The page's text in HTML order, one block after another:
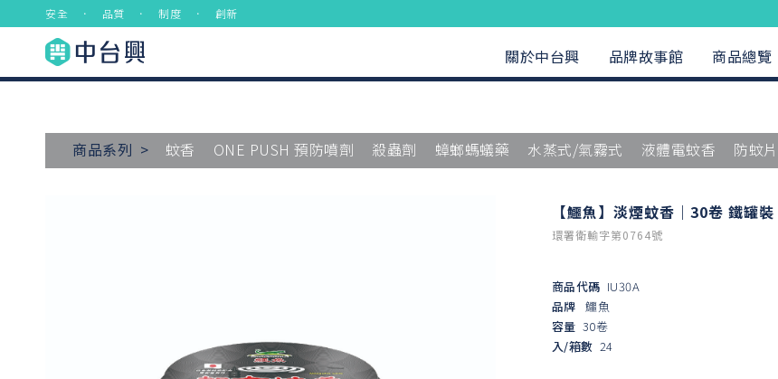
安全 ． 品質 ． 制度 ． 創新
關於中台興 品牌故事館 商品總覽
商品系列 > 蚊香 ONE PUSH 預防噴劑 殺蟲劑 蟑螂螞蟻藥 水蒸式/氣霧式 液體電蚊香 防蚊
【鱷魚】淡煙蚊香｜30卷 鐵罐裝
環署衛輸字第0764號
商品代碼 IU30A
品牌 鱷魚
容量 30卷
入/箱數 24